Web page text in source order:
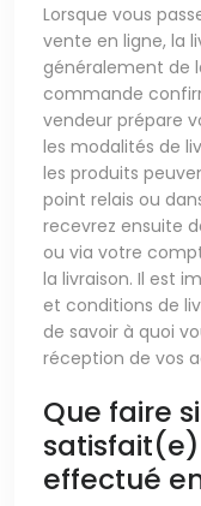
Lorsque vous
vente en ligne, la
généralement de
commande
vendeur prépare
les modalités de
les produits
point relais ou
recevrez ensuite
ou via votre
la livraison. Il est
et conditions de
de savoir à quoi
réception de vos
Que faire
effectué